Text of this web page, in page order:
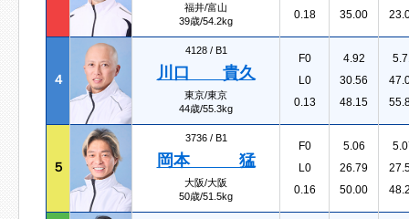
福井/富山
39歳/54.2kg
0.18
35.00
４
4128 / B1
川口 貴久
東京/東京
44歳/55.3kg
F0
L0
0.13
4.92
30.56
48.15
５
3736 / B1
岡本 猛
大阪/大阪
50歳/51.5kg
F0
L0
0.16
5.06
26.79
50.00